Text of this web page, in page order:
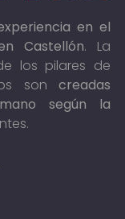
en el
Castellón. La
los pilares de
son creadas
según la